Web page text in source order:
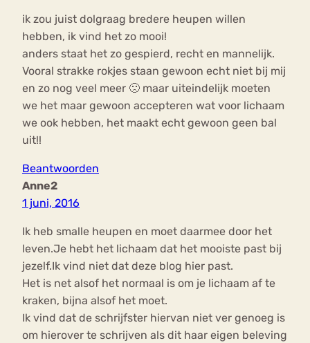
ik zou juist dolgraag bredere heupen willen
hebben, ik vind het zo mooi!
anders staat het zo gespierd, recht en mannelijk.
Vooral strakke rokjes staan gewoon echt niet bij mij
en zo nog veel meer 🙁 maar uiteindelijk moeten
we het maar gewoon accepteren wat voor lichaam
we ook hebben, het maakt echt gewoon geen bal
uit!!
Beantwoorden
Anne2
1 juni, 2016
Ik heb smalle heupen en moet daarmee door het
leven.Je hebt het lichaam dat het mooiste past bij
jezelf.Ik vind niet dat deze blog hier past.
Het is net alsof het normaal is om je lichaam af te
kraken, bijna alsof het moet.
Ik vind dat de schrijfster hiervan niet ver genoeg is
om hierover te schrijven als dit haar eigen beleving